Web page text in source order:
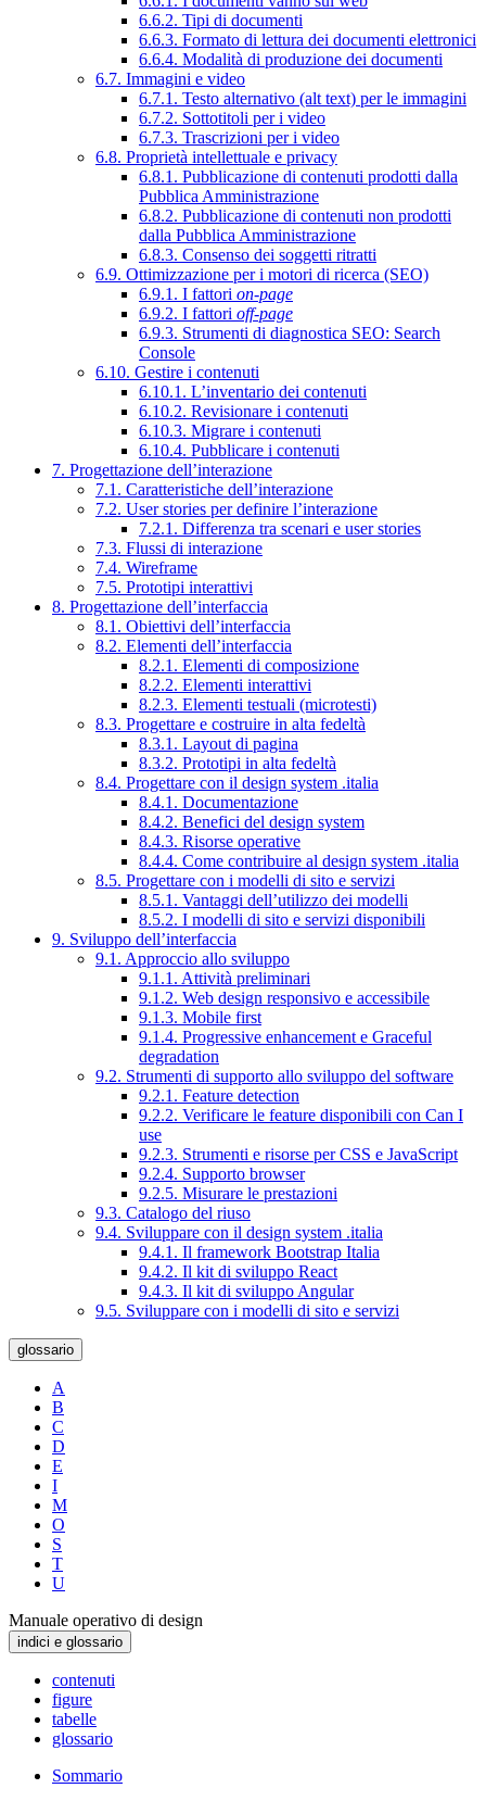
6.6.2. Tipi di documenti
6.6.3. Formato di lettura dei documenti elettronici
6.6.4. Modalità di produzione dei documenti
6.7. Immagini e video
6.7.1. Testo alternativo (alt text) per le immagini
6.7.2. Sottotitoli per i video
6.7.3. Trascrizioni per i video
6.8. Proprietà intellettuale e privacy
6.8.1. Pubblicazione di contenuti prodotti dalla
Pubblica Amministrazione
6.8.2. Pubblicazione di contenuti non prodotti
dalla Pubblica Amministrazione
6.8.3. Consenso dei soggetti ritratti
6.9. Ottimizzazione per i motori di ricerca (SEO)
6.9.1. I fattori on-page
6.9.2. I fattori off-page
6.9.3. Strumenti di diagnostica SEO: Search
Console
6.10. Gestire i contenuti
6.10.1. L’inventario dei contenuti
6.10.2. Revisionare i contenuti
6.10.3. Migrare i contenuti
6.10.4. Pubblicare i contenuti
7. Progettazione dell’interazione
7.1. Caratteristiche dell’interazione
7.2. User stories per definire l’interazione
7.2.1. Differenza tra scenari e user stories
7.3. Flussi di interazione
7.4. Wireframe
7.5. Prototipi interattivi
8. Progettazione dell’interfaccia
8.1. Obiettivi dell’interfaccia
8.2. Elementi dell’interfaccia
8.2.1. Elementi di composizione
8.2.2. Elementi interattivi
8.2.3. Elementi testuali (microtesti)
8.3. Progettare e costruire in alta fedeltà
8.3.1. Layout di pagina
8.3.2. Prototipi in alta fedeltà
8.4. Progettare con il design system .italia
8.4.1. Documentazione
8.4.2. Benefici del design system
8.4.3. Risorse operative
8.4.4. Come contribuire al design system .italia
8.5. Progettare con i modelli di sito e servizi
8.5.1. Vantaggi dell’utilizzo dei modelli
8.5.2. I modelli di sito e servizi disponibili
9. Sviluppo dell’interfaccia
9.1. Approccio allo sviluppo
9.1.1. Attività preliminari
9.1.2. Web design responsivo e accessibile
9.1.3. Mobile first
9.1.4. Progressive enhancement e Graceful
degradation
9.2. Strumenti di supporto allo sviluppo del software
9.2.1. Feature detection
9.2.2. Verificare le feature disponibili con Can I
use
9.2.3. Strumenti e risorse per CSS e JavaScript
9.2.4. Supporto browser
9.2.5. Misurare le prestazioni
9.3. Catalogo del riuso
9.4. Sviluppare con il design system .italia
9.4.1. Il framework Bootstrap Italia
9.4.2. Il kit di sviluppo React
9.4.3. Il kit di sviluppo Angular
9.5. Sviluppare con i modelli di sito e servizi
glossario
A
B
C
D
E
I
M
O
S
T
U
Manuale operativo di design
indici e glossario
contenuti
figure
tabelle
glossario
Sommario